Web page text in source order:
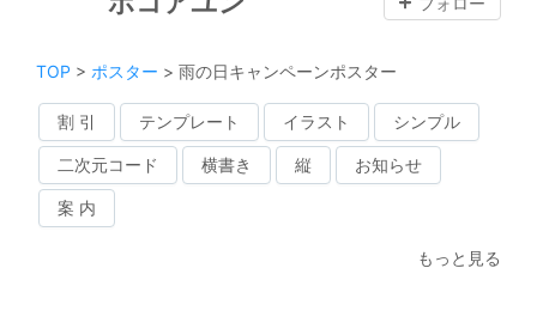
TOP > ポスター > 雨の日キャンペーンポスター
割 引 テンプレート イラスト シンプル
二次元コード 横書き 縦 お知らせ
案 内
もっと見る